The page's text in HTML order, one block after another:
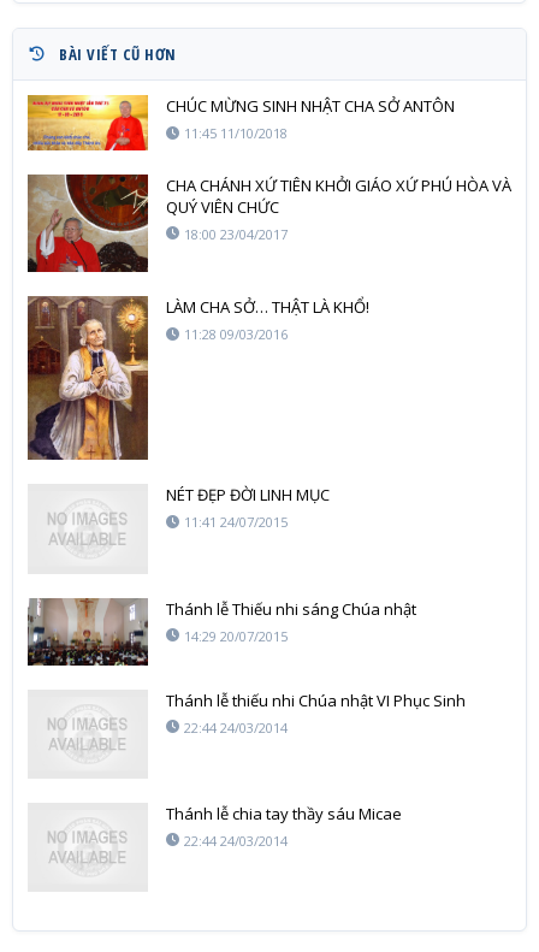
BÀI VIẾT CŨ HƠN
CHÚC MỪNG SINH NHẬT CHA SỞ ANTÔN
11:45 11/10/2018
CHA CHÁNH XỨ TIÊN KHỞI GIÁO XỨ PHÚ HÒA VÀ
QUÝ VIÊN CHỨC
18:00 23/04/2017
LÀM CHA SỞ… THẬT LÀ KHỔ!
11:28 09/03/2016
NÉT ĐẸP ĐỜI LINH MỤC
11:41 24/07/2015
Thánh lễ Thiếu nhi sáng Chúa nhật
14:29 20/07/2015
Thánh lễ thiếu nhi Chúa nhật VI Phục Sinh
22:44 24/03/2014
Thánh lễ chia tay thầy sáu Micae
22:44 24/03/2014